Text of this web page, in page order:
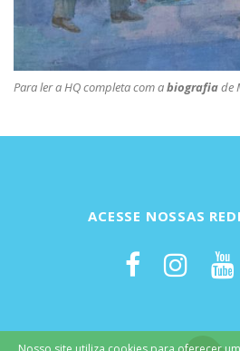
Para ler a HQ completa com abiografiade
ACESSE NOSSAS